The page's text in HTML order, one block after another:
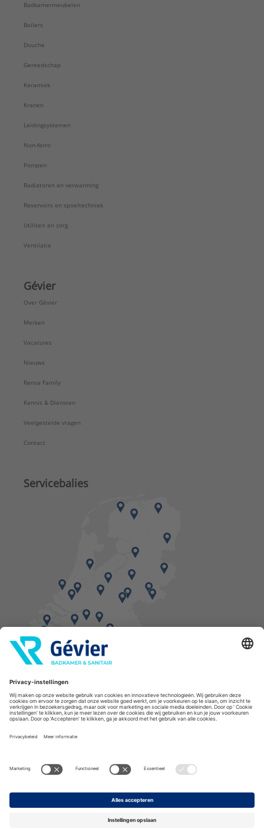
Badkamermeubelen
Boilers
Douche
Gereedschap
Keramiek
Kranen
Leidingsystemen
Non-ferro
Pompen
Radiatoren en verwarming
Reservoirs en spoeltechniek
Utiliteit en zorg
Ventilatie
Gévier
Over Gévier
Merken
Vacatures
Nieuws
Rensa Family
Kennis & Diensten
Veelgestelde vragen
Contact
Servicebalies
Vind een balie in de buurt
* Bestellingen geplaatst in het weekend worden, mits voorradig, dinsdag geleverd.
Cookies
Algemene voorwaarden